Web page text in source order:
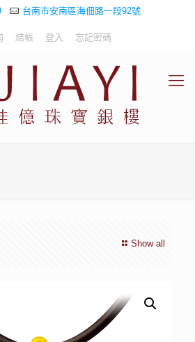
台南市安南區海佃路一段92號
結帳 登入 忘記密碼
Show all